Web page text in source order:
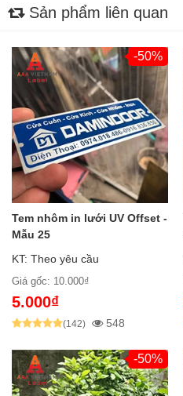
Sản phẩm liên quan
-50%
Tem nhôm in lưới UV Offset -
Mẫu 25
KT: Theo yêu cầu
Giá gốc: 10.000₫
5.000₫
(142) 548
-50%